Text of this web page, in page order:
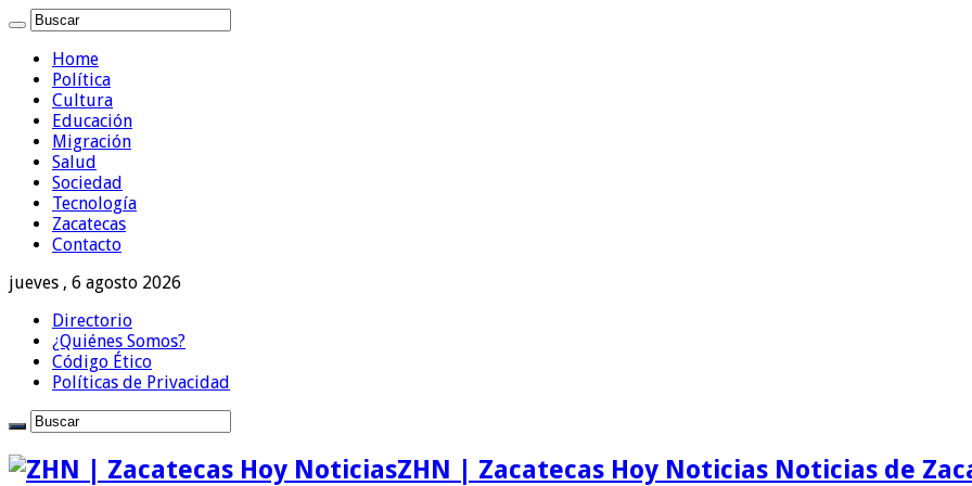
Home
Política
Cultura
Educación
Migración
Salud
Sociedad
Tecnología
Zacatecas
Contacto
jueves , 6 agosto 2026
Directorio
¿Quiénes Somos?
Código Ético
Políticas de Privacidad
ZHN | Zacatecas Hoy Noticias Noticias de